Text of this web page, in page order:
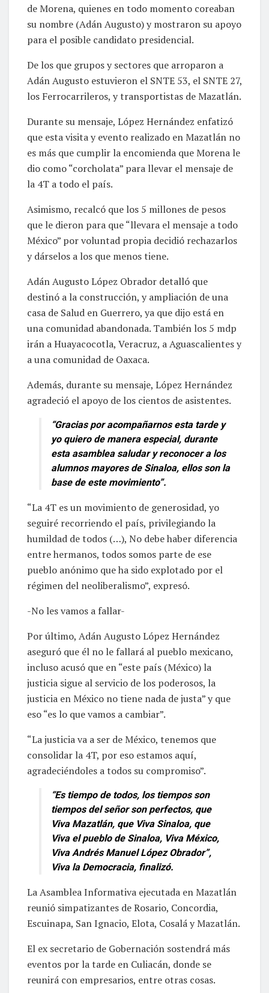
de Morena, quienes en todo momento coreaban
su nombre (Adán Augusto) y mostraron su apoyo
para el posible candidato presidencial.
De los que grupos y sectores que arroparon a
Adán Augusto estuvieron el SNTE 53, el SNTE 27,
los Ferrocarrileros, y transportistas de Mazatlán.
Durante su mensaje, López Hernández enfatizó
que esta visita y evento realizado en Mazatlán no
es más que cumplir la encomienda que Morena le
dio como “corcholata” para llevar el mensaje de
la 4T a todo el país.
Asimismo, recalcó que los 5 millones de pesos
que le dieron para que “llevara el mensaje a todo
México” por voluntad propia decidió rechazarlos
y dárselos a los que menos tiene.
Adán Augusto López Obrador detalló que
destinó a la construcción, y ampliación de una
casa de Salud en Guerrero, ya que dijo está en
una comunidad abandonada. También los 5 mdp
irán a Huayacocotla, Veracruz, a Aguascalientes y
a una comunidad de Oaxaca.
Además, durante su mensaje, López Hernández
agradeció el apoyo de los cientos de asistentes.
“Gracias por acompañarnos esta tarde y
yo quiero de manera especial, durante
esta asamblea saludar y reconocer a los
alumnos mayores de Sinaloa, ellos son la
base de este movimiento”.
“La 4T es un movimiento de generosidad, yo
seguiré recorriendo el país, privilegiando la
humildad de todos (…), No debe haber diferencia
entre hermanos, todos somos parte de ese
pueblo anónimo que ha sido explotado por el
régimen del neoliberalismo”, expresó.
-No les vamos a fallar-
Por último, Adán Augusto López Hernández
aseguró que él no le fallará al pueblo mexicano,
incluso acusó que en “este país (México) la
justicia sigue al servicio de los poderosos, la
justicia en México no tiene nada de justa” y que
eso “es lo que vamos a cambiar”.
“La justicia va a ser de México, tenemos que
consolidar la 4T, por eso estamos aquí,
agradeciéndoles a todos su compromiso”.
“Es tiempo de todos, los tiempos son
tiempos del señor son perfectos, que
Viva Mazatlán, que Viva Sinaloa, que
Viva el pueblo de Sinaloa, Viva México,
Viva Andrés Manuel López Obrador”,
Viva la Democracia, finalizó.
La Asamblea Informativa ejecutada en Mazatlán
reunió simpatizantes de Rosario, Concordia,
Escuinapa, San Ignacio, Elota, Cosalá y Mazatlán.
El ex secretario de Gobernación sostendrá más
eventos por la tarde en Culiacán, donde se
reunirá con empresarios, entre otras cosas.